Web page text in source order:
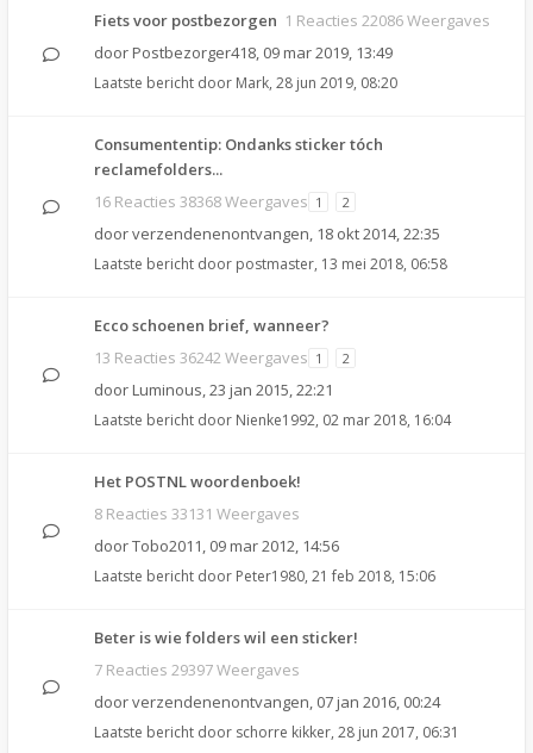
Fiets voor postbezorgen 1 Reacties 22086 Weergaves
door Postbezorger418, 09 mar 2019, 13:49
Laatste bericht door Mark, 28 jun 2019, 08:20
Consumententip: Ondanks sticker tóch
reclamefolders...
16 Reacties 38368 Weergaves 1 2
doorverzendenenontvangen, 18 okt 2014, 22:35
Laatste bericht door postmaster, 13 mei 2018, 06:58
Ecco schoenen brief, wanneer?
13 Reacties 36242 Weergaves 1 2
door Luminous,23 jan 2015, 22:21
Laatste bericht door Nienke1992, 02 mar 2018, 16:04
Het POSTNL woordenboek!
8 Reacties 33131 Weergaves
doorTobo2011, 09 mar 2012, 14:56
Laatste bericht door Peter1980, 21 feb 2018, 15:06
Beter is wie folders wil een sticker!
7 Reacties 29397 Weergaves
doorverzendenenontvangen, 07 jan 2016, 00:24
Laatste bericht door schorre kikker, 28 jun 2017, 06:31